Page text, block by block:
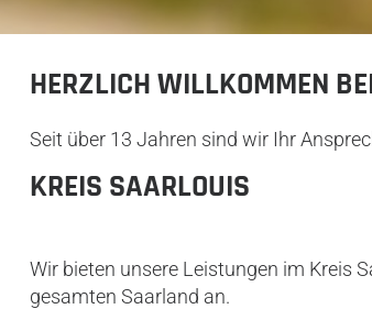
HERZLICH WILLKOMMEN
Seit über 13 Jahren sind wir Ihr
KREIS SAARLOUIS
Wir bieten unsere Leistungen im Kreis
gesamten Saarland an.